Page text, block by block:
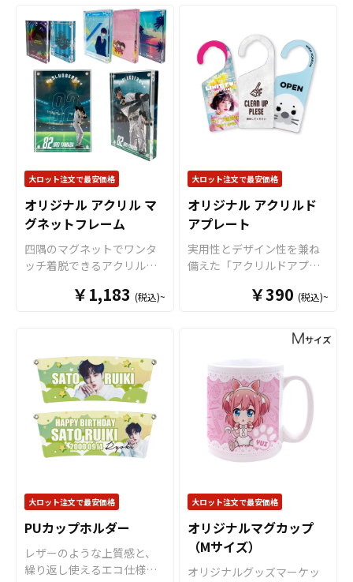
作いたします。 スタイリッ
シュで持ち運びやすい形状
が魅力的なオリジナルのア
クリルスライドミラーは、
鏡面を保護するアクリル製
のスライドカバーにオリジ
ナルのデザインを印刷する
ことができます。透明感と
立体感がデザインを引き立
て、写真やイラスト、ロゴ
などを美しく見せてくれま
す。 形状は丸型・角型の2種
類から選択可能で、用途や
好みに応じたカスタマイズ
が可能です。 短納期・小ロ
ットでの対応も可能ですの
でご不明点がありましたら
お気軽にご相談ください。
真やイラストも鮮やかな発
色で仕上がります。超音波
圧着なので溶着部分にも印
刷でき、溶着部分も含めた
全面印刷が可能です。イラ
ストやロゴを大きく印刷し
てエンドユーザーにアピー
リアファイルは様々なシー
ンで活躍します！例えば、
会社・店舗情報やメイン商
材を印刷することで、優秀
な販促ツールとなります。
キャラクターグッズやノベ
ルティ、企業・観光地PR、
ろん、学校・病院・クラブ
してもご利用頂けます。 販
売に必要な資材も取り揃え
ておりますので、お客様に
はデザインをご入稿いただ
くだけで自社商品として販
売していただくことができ
ます。国内生産で小ロット
からの制作も承っておりま
すので、お気軽にご相談く
大ロット注文で最安価格
オリジナル アクリル マ
グネットフレーム
四隅のマグネットでワンタ
ッチ着脱できるアクリルマ
好きな写真やイラストを簡
クジェットフルカラー印刷
で、オリジナルのアクリル
マグネットフレームがお作
りいただけます。サイズは
チェキ・トレカに対応でき
る「小サイズ」とL判写真や
ご用意。フォトフレームと
してはもちろん、トレカな
どのカードホルダーや、企
業様のサインフレーム、店
舗のメニューといった備品
￥1,183 (税込)~
大ロット注文で最安価格
オリジナル アクリルド
アプレート
実用性とデザイン性を兼ね
備えた「アクリルドアプレ
いたします。 アクリルドア
テル・施設・ご家庭など幅
広いシーンで活躍する、ド
アノブに掛けて使うコミュ
ニケーションツールです。
多様な形状のドアノブに対
応し、使用シーンを選ばな
い高い実用性が特長。高品
質アクリル素材を採用して
いますので、美しい透明感
す。 ダイカット加工により
自由な形状での制作が可能
なほか、両面フルカラー印
刷にも対応。案内表示や注
意喚起、ブランド表現ま
￥390 (税込)~
大ロット注文で最安価格
PUカップホルダー
レザーのような上質感と、
繰り返し使えるエコ仕様を
大ロット注文で最安価格
オリジナルマグカップ
（Mサイズ）
オリジナルグッズマーケッ